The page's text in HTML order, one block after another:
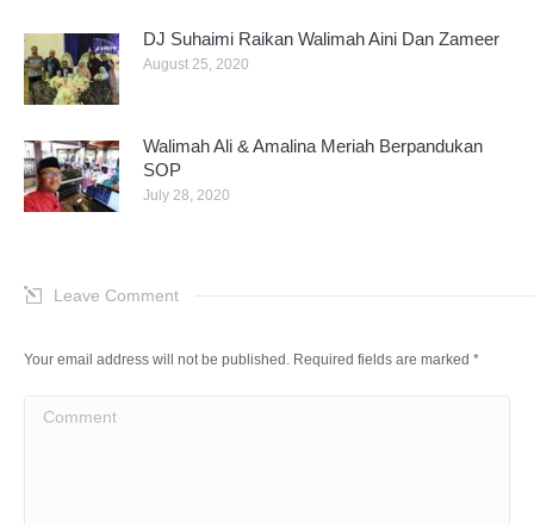
DJ Suhaimi Raikan Walimah Aini Dan Zameer
August 25, 2020
Walimah Ali & Amalina Meriah Berpandukan
SOP
July 28, 2020
Leave Comment
Your email address will not be published. Required fields are marked *